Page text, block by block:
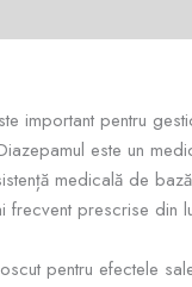
important pentru
este un
medicală de
frecvent prescrise
pentru efectele